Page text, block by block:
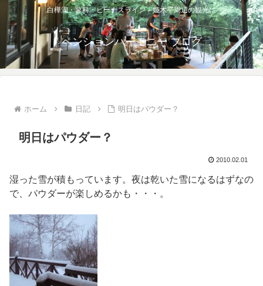
白樺湖・蓼科・ビーナスライン・姫木平周辺の観光に
ペンションハーモニー ブログ
ホーム 日記 明日はパウダー？
明日はパウダー？
2010.02.01
湿った雪が積もっています。夜は乾いた雪になるはずなの
で、パウダーが楽しめるかも・・・。